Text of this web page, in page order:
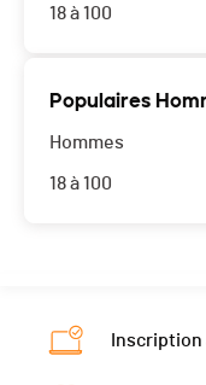
18 à 100
Populaires
Hommes
18 à 100